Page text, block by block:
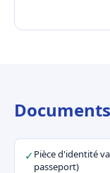
✓ Pièce d'identité
passeport)